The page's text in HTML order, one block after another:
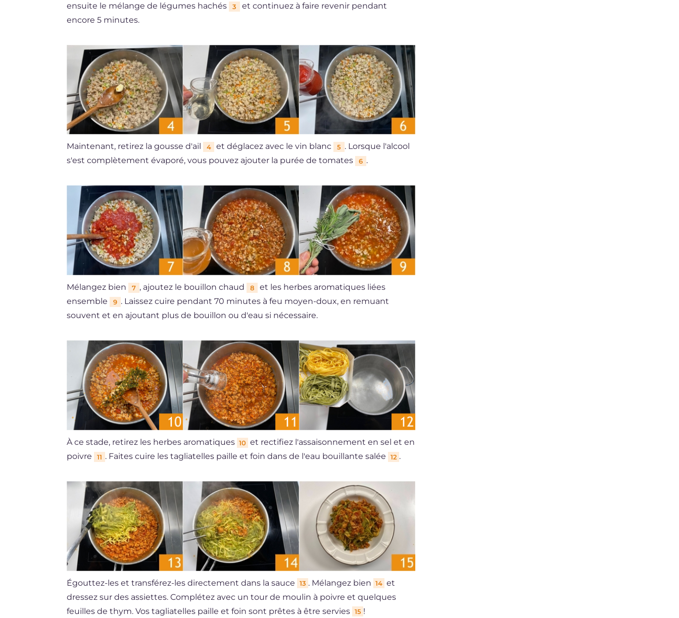
ensuite le mélange de légumes hachés
3
et continuez à faire revenir pendant
encore 5 minutes.
Maintenant, retirez la gousse d'ail 4 et déglacez avec le vin blanc 5 . Lorsque l'alcool
s'est complètement évaporé, vous pouvez ajouter la purée de tomates
6 .
Mélangez bien 7 , ajoutez le bouillon chaud 8
et les herbes aromatiques liées
ensemble
9 . Laissez cuire pendant 70 minutes à feu moyen-doux, en remuant
souvent et en ajoutant plus de bouillon ou d'eau si nécessaire.
À ce stade, retirez les herbes aromatiques 10 et rectifiez l'assaisonnement en sel et en
poivre
11 . Faites cuire les tagliatelles paille et foin dans de l'eau bouillante salée 12 .
Égouttez-les et transférez-les directement dans la sauce 13 . Mélangez bien 14 et
dressez sur des assiettes. Complétez avec un tour de moulin à poivre et quelques
feuilles de thym. Vos tagliatelles paille et foin sont prêtes à être servies 15 !